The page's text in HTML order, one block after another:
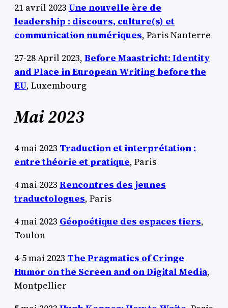
21 avril 2023 Une nouvelle ère de
leadership : discours, culture(s) et
communication numériques, Paris Nanterre
27-28 April 2023, Before Maastricht: Identity
and Place in European Writing before the
EU, Luxembourg
Mai 2023
4 mai 2023 Traduction et interprétation :
entre théorie et pratique, Paris
4 mai 2023 Rencontres des jeunes
traductologues, Paris
4 mai 2023 Géopoétique des espaces tiers,
Toulon
4-5 mai 2023 The Pragmatics of Cringe
Humor on the Screen and on Digital Media,
Montpellier